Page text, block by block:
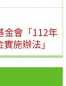
金會「112年
施辦法」